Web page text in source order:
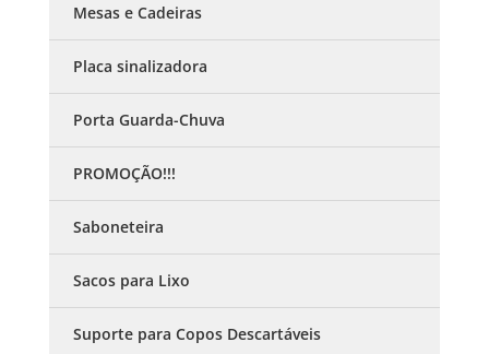
Mesas e Cadeiras
Placa sinalizadora
Porta Guarda-Chuva
PROMOÇÃO!!!
Saboneteira
Sacos para Lixo
Suporte para Copos Descartáveis